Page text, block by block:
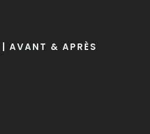
| AVANT & APRÈS